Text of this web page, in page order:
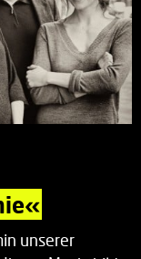
unserer